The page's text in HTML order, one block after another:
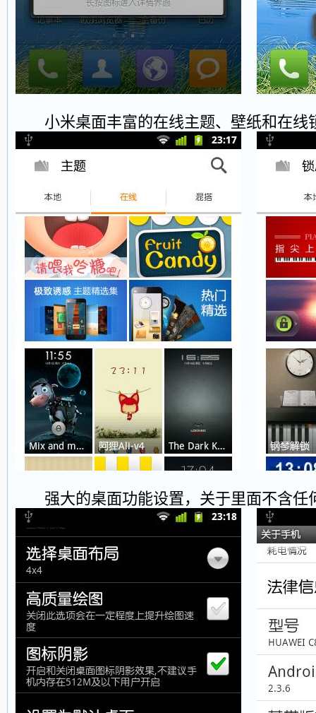
小米桌面丰富的在线主题、壁纸和在线
强大的桌面功能设置，关于里面不含任